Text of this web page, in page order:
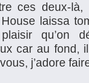
ces deux-
laissa
qu’on
car au fond,
j’adore